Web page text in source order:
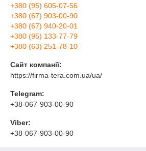
+380 (95) 605-07-56
+380 (67) 903-00-90
+380 (67) 940-20-01
+380 (95) 133-77-79
+380 (63) 251-78-10
Сайт компанії:
https://firma-tera.com.ua/ua/
Telegram:
+38-067-903-00-90
Viber:
+38-067-903-00-90